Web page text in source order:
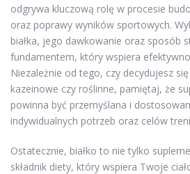
odgrywa kluczową rolę w procesie
oraz poprawy wyników sportowych.
białka, jego dawkowanie oraz sposób
fundamentem, który wspiera
Niezależnie od tego, czy decydujesz
kazeinowe czy roślinne, pamiętaj, że
powinna być przemyślana i
indywidualnych potrzeb oraz celów
Ostatecznie, białko to nie tylko
składnik diety, który wspiera Twoje